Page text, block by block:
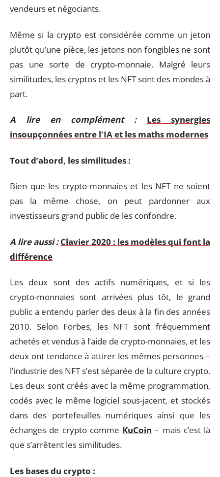
vendeurs et négociants.
Même si la crypto est considérée comme un jeton
plutôt qu’une pièce, les jetons non fongibles ne sont
pas une sorte de crypto-monnaie. Malgré leurs
similitudes, les cryptos et les NFT sont des mondes à
part.
A lire en complément :
Les synergies
insoupçonnées entre l'IA et les maths modernes
Tout d’abord, les similitudes :
Bien que les crypto-monnaies et les NFT ne soient
pas la même chose, on peut pardonner aux
investisseurs grand public de les confondre.
A lire aussi : Clavier 2020 : les modèles qui font la
différence
Les deux sont des actifs numériques, et si les
crypto-monnaies sont arrivées plus tôt, le grand
public a entendu parler des deux à la fin des années
2010. Selon Forbes, les NFT sont fréquemment
achetés et vendus à l’aide de crypto-monnaies, et les
deux ont tendance à attirer les mêmes personnes –
l’industrie des NFT s’est séparée de la culture crypto.
Les deux sont créés avec la même programmation,
codés avec le même logiciel sous-jacent, et stockés
dans des portefeuilles numériques ainsi que les
échanges de crypto comme KuCoin – mais c’est là
que s’arrêtent les similitudes.
Les bases du crypto :